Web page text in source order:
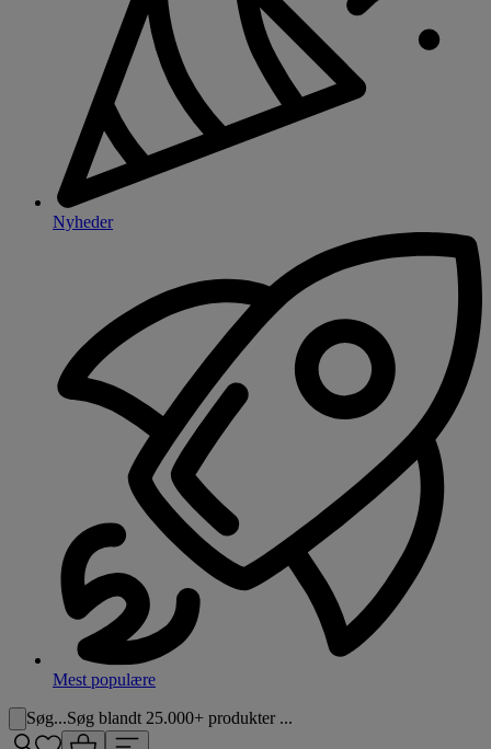
Nyheder
Mest populære
Søg...Søg blandt 25.000+ produkter ...